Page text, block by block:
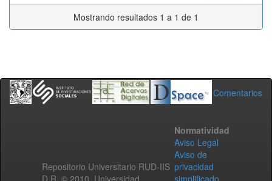
Mostrando resultados 1 a 1 de 1
Comentarios
Repositorio Universitario RUD-IIS
D.R. © 2010. Universidad
Normatividad
Aviso Legal
Aviso de
privacidad
simplificado